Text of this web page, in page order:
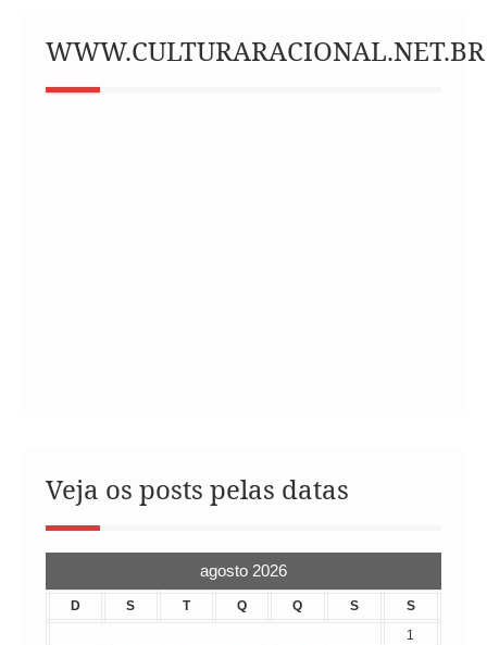
WWW.CULTURARACIONAL.NET.BR
Veja os posts pelas datas
agosto 2026
D S T Q Q S
S
1